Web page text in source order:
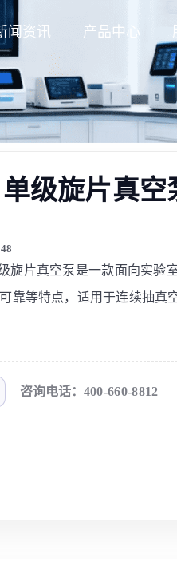
闻资讯 产品中心
级旋片真空
旋片真空泵是一款面向实验
靠等特点，适用于连续抽真
咨询电话： 400-660-8812